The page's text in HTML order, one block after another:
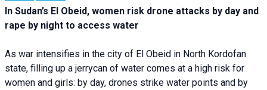
In Sudan’s El Obeid, women risk drone attacks by day and
rape by night to access water
As war intensifies in the city of El Obeid in North Kordofan
state, filling up a jerrycan of water comes at a high risk for
women and girls: by day, drones strike water points and by